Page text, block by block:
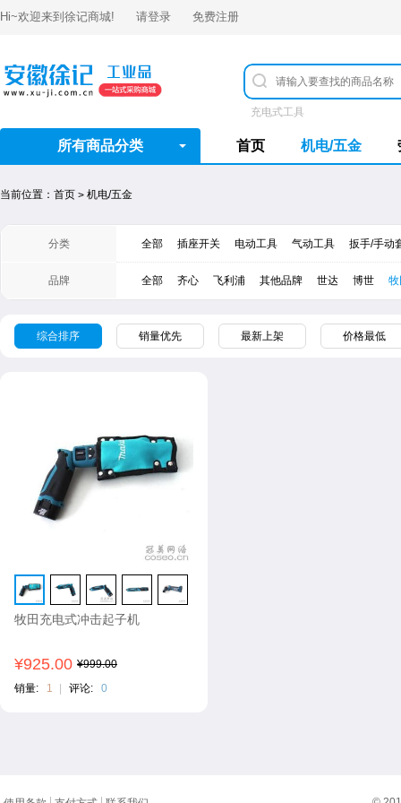
Hi~欢迎来到 徐记商城! 请登录 免费注册
充电式工具
所有商品分类 首页 机电/五金
当前位置： 首页 > 机电/五金
分类 全部 插座开关 电动工具 气动工具 扳手/手动
品牌 全部 齐心 飞利浦 其他品牌 世达 ​博世
综合排序 销量优先 最新上架 价格最低
牧田充电式冲击起子机
¥925.00 ¥999.00
销量:
1 评论: 0